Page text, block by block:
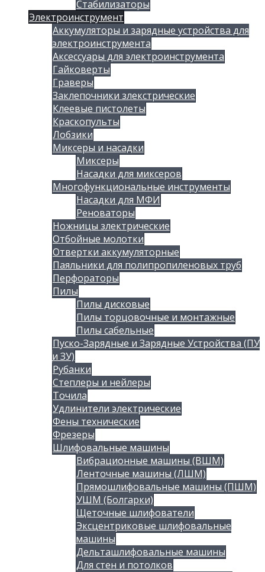
Стабилизаторы
Электроинструмент
Аккумуляторы и зарядные устройства для
электроинструмента
Аксессуары для электроинструмента
Гайковерты
Граверы
Заклепочники злекстрические
Клеевые пистолеты
Краскопульты
Лобзики
Миксеры и насадки
Миксеры
Насадки для миксеров
Многофункциональные инструменты
Насадки для МФИ
Реноваторы
Ножницы злектрические
Отбойные молотки
Отвертки аккумуляторные
Паяльники для полипропиленовых труб
Перфораторы
Пилы
Пилы дисковые
Пилы торцовочные и монтажные
Пилы сабельные
Пуско-Зарядные и Зарядные Устройства (ПУ
и ЗУ)
Рубанки
Степлеры и нейлеры
Точила
Удлинители электрические
Фены технические
Фрезеры
Шлифовальные машины
Вибрационные машины (ВШМ)
Ленточные машины (ЛШМ)
Прямошлифовальные машины (ПШМ)
УШМ (Болгарки)
Щеточные шлифователи
Эксцентриковые шлифовальные
машины
Дельташлифовальные машины
Для стен и потолков